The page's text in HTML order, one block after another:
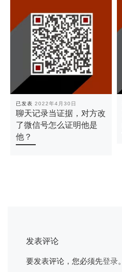
已发表2022年4月30日
聊天记录当证据，对方改
了微信号怎么证明他是
他？
发表评论
要发表评论，您必须先登录。